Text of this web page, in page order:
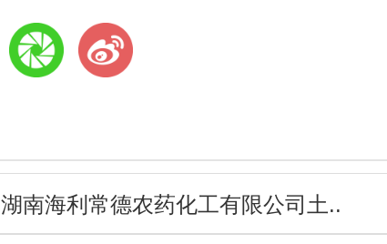
湖南海利常德农药化工有限公司土..